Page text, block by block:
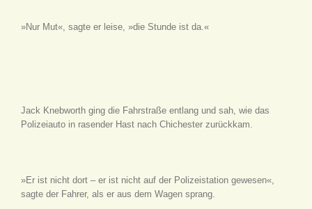
»Nur Mut«, sagte er leise, »die Stunde ist da.«
Jack Knebworth ging die Fahrstraße entlang und sah, wie das
Polizeiauto in rasender Hast nach Chichester zurückkam.
»Er ist nicht dort – er ist nicht auf der Polizeistation gewesen«,
sagte der Fahrer, als er aus dem Wagen sprang.